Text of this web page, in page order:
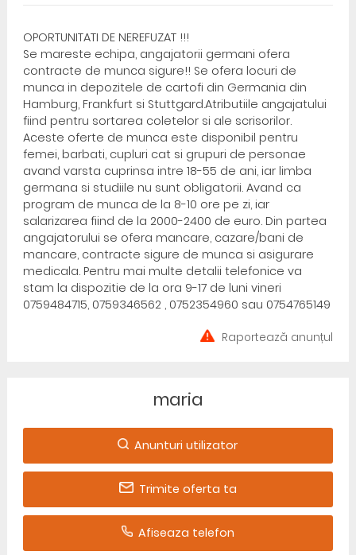
OPORTUNITATI DE NEREFUZAT !!!
Se mareste echipa, angajatorii germani ofera
contracte de munca sigure!! Se ofera locuri de
munca in depozitele de cartofi din Germania din
Hamburg, Frankfurt si Stuttgard.Atributiile angajatului
fiind pentru sortarea coletelor si ale scrisorilor.
Aceste oferte de munca este disponibil pentru
femei, barbati, cupluri cat si grupuri de personae
avand varsta cuprinsa intre 18-55 de ani, iar limba
germana si studiile nu sunt obligatorii. Avand ca
program de munca de la 8-10 ore pe zi, iar
salarizarea fiind de la 2000-2400 de euro. Din partea
angajatorului se ofera mancare, cazare/bani de
mancare, contracte sigure de munca si asigurare
medicala. Pentru mai multe detalii telefonice va
stam la dispozitie de la ora 9-17 de luni vineri
0759484715, 0759346562 , 0752354960 sau 0754765149
Raportează anunțul
maria
Anunturi utilizator
Trimite oferta ta
Afiseaza telefon